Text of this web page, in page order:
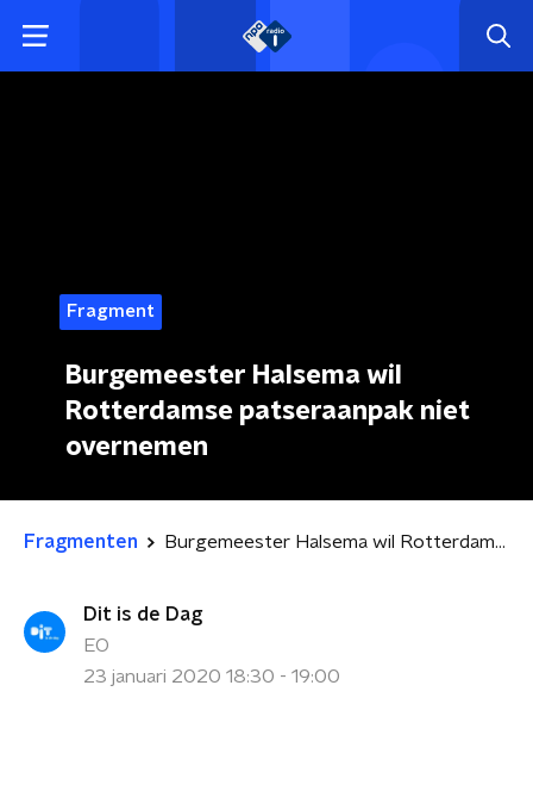
Fragment
Burgemeester Halsema wil
Rotterdamse patseraanpak niet
overnemen
Fragmenten Burgemeester Halsema wil Rotterdamse patseraanpak niet overnemen
Dit is de Dag
EO
23 januari 2020 18:30 - 19:00